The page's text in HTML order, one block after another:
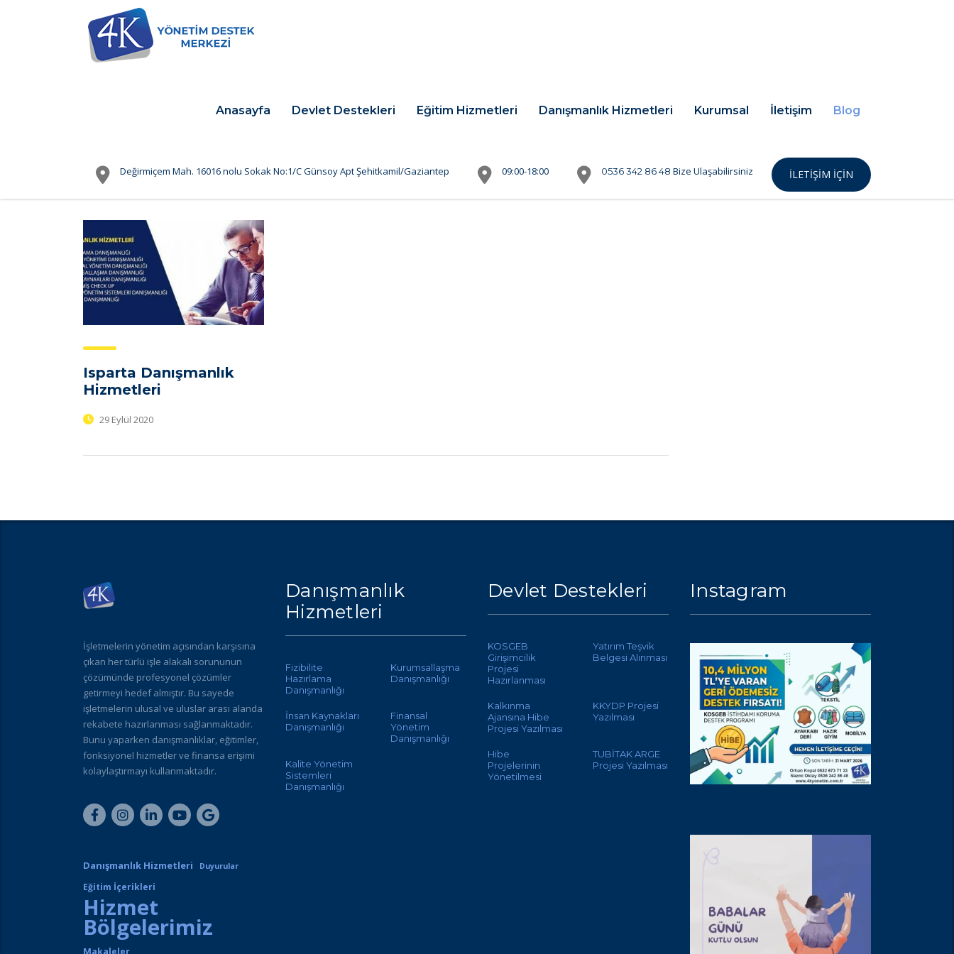
Anasayfa Devlet Destekleri Eğitim Hizmetleri Danışmanlık Hizmetleri Kurumsal İletişim Blog
Değirmiçem Mah. 16016 nolu Sokak No:1/C Günsoy Apt Şehitkamil/Gaziantep 09:00-18:00 0536 342 86 48 Bize Ulaşabilirsiniz İLETIŞIM IÇIN
Isparta Danışmanlık
Hizmetleri
29 Eylül 2020
İşletmelerin yönetim açısından karşısına
çıkan her türlü işle alakalı sorununun
çözümünde profesyonel çözümler
getirmeyi hedef almıştır. Bu sayede
işletmelerin ulusal ve uluslar arası alanda
rekabete hazırlanması sağlanmaktadır.
Bunu yaparken danışmanlıklar, eğitimler,
fonksiyonel hizmetler ve finansa erişimi
kolaylaştırmayı kullanmaktadır.
Danışmanlık Hizmetleri Duyurular
Eğitim İçerikleri
Hizmet
Bölgelerimiz
Makaleler
Danışmanlık
Hizmetleri
Fizibilite
Hazırlama
Danışmanlığı
Kurumsallaşma
Danışmanlığı
İnsan Kaynakları
Danışmanlığı
Finansal
Yönetim
Danışmanlığı
Kalite Yönetim
Sistemleri
Danışmanlığı
Devlet Destekleri
KOSGEB
Girişimcilik
Projesi
Hazırlanması
Yatırım Teşvik
Belgesi Alınması
Kalkınma
Ajansına Hibe
Projesi Yazılması
KKYDP Projesi
Yazılması
Hibe
Projelerinin
Yönetilmesi
TUBİTAK ARGE
Projesi Yazılması
Instagram